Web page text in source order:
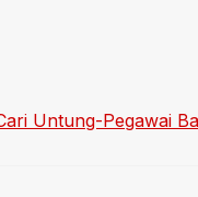
Untung-Pegawai